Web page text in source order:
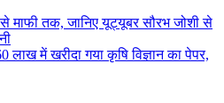
से माफी तक, जानिए यूट्यूबर सौरभ जोशी से
में खरीदा गया कृषि विज्ञान का पेपर,